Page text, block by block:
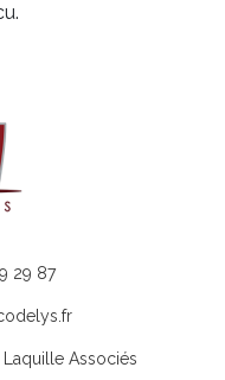
29 87
Associés